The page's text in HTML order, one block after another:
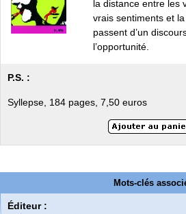
la distance entre les
vrais sentiments et
passent d’un
l’opportunité.
P.S. :
Syllepse, 184 pages, 7,50 euros
Mots-clés
Éditeur :